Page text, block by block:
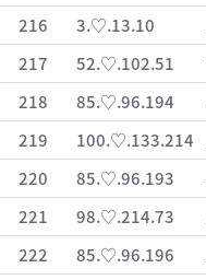
216
3.♡.13.10
217
52.♡.102.51
218
85.♡.96.194
219
100.♡.133.214
220
85.♡.96.193
221
98.♡.214.73
222
85.♡.96.196